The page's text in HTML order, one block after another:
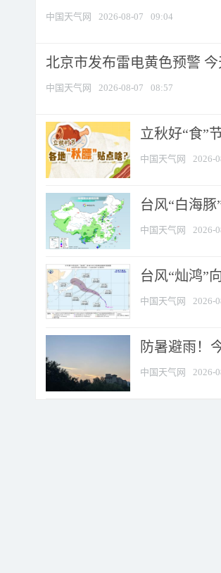
中国天气网 2026-08-07 09:04
北京市发布雷电黄色预警
中国天气网 2026-08-07 08:57
立秋好“食”
中国天气网 2026-
台风“白海
中国天气网 2026-
台风“灿鸿”
中国天气网 2026-
防暑避雨！
中国天气网 2026-